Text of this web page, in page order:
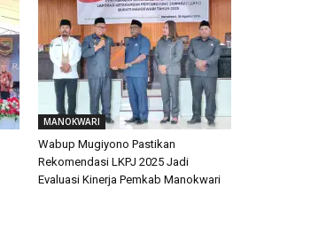
MANOKWARI
Wabup Mugiyono Pastikan
Rekomendasi LKPJ 2025 Jadi
Evaluasi Kinerja Pemkab Manokwari